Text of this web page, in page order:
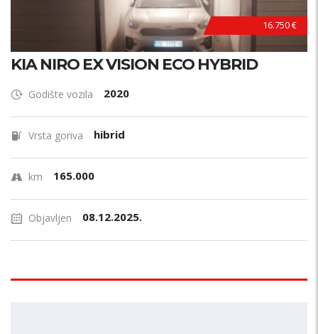
16.750 €
KIA NIRO EX VISION ECO HYBRID
Godište vozila 2020
Vrsta goriva hibrid
km 165.000
Objavljen 08.12.2025.